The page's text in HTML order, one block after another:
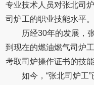
专业技术人员对张北司
司炉工的职业技能水平。
历经30年的发展，
到现在的燃油燃气司炉
考取司炉操作证书的技能
如今，“张北司炉工